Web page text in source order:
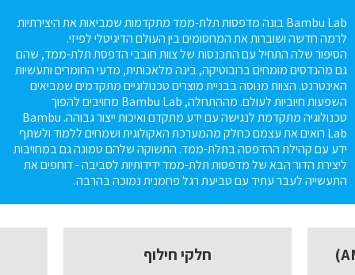
Bambu Lab בונה מדפסות תלת-ממד מתקדמות שמביאות את היצירתיות
לרמה חדשה ושוברות את המחסומים בין העולם הדיגיטלי לפיזי.
הסיפור שלה התחיל עם התכנסות של צוות חובבי הדפסת תלת-ממד, שהם
גם מהנדסים מומחים ברובוטיקה, בינה מלאכותית, מדעי החומרים ותעשיות
האינטרנט. הצוות מנוסה בבניית מוצרים טכנולוגיים מתקדמים שמביאים
השפעות חיוביות לעולם. מההתחלה, Bambu Lab מחויבים להפוך
טכנולוגיה מתקדמת לנגישה עם ידע מתקדם ואיכות ייצור גבוהה. Bambu
Lab רואים את עצמם כחלק מהמערכת האקולוגית ושמחים ללמוד ולשתף
ידע עם קהילת ההדפסה בתלת-ממד. התשוקה שלהם טמונה גם במחויבות
ליצירת הדור הבא של מדפסות תלת-ממד ידידותיות לסביבה - דוחפים את
התעשייה לעבר עתיד עם טביעת רגל פחמנית נמוכה בהרבה.
חלקי חילוף